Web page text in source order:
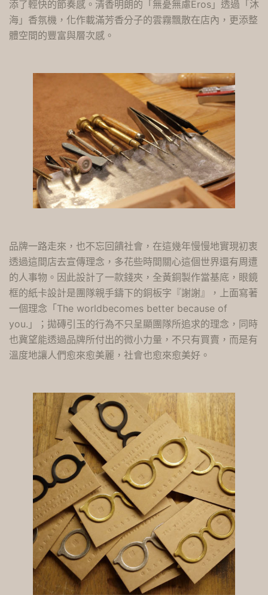
添了輕快的節奏感。清香明朗的「無憂無慮Eros」透過「沐
海」香氛機，化作載滿芳香分子的雲霧飄散在店內，更添整
體空間的豐富與層次感。
品牌一路走來，也不忘回饋社會，在這幾年慢慢地實現初衷
透過這間店去宣傳理念，多花些時間關心這個世界還有周遭
的人事物。因此設計了一款錢夾，全黃銅製作當基底，眼鏡
框的紙卡設計是團隊親手鑄下的銅板字『謝謝』，上面寫著
一個理念「The worldbecomes better because of
you.」；拋磚引玉的行為不只呈顯團隊所追求的理念，同時
也冀望能透過品牌所付出的微小力量，不只有買賣，而是有
溫度地讓人們愈來愈美麗，社會也愈來愈美好。